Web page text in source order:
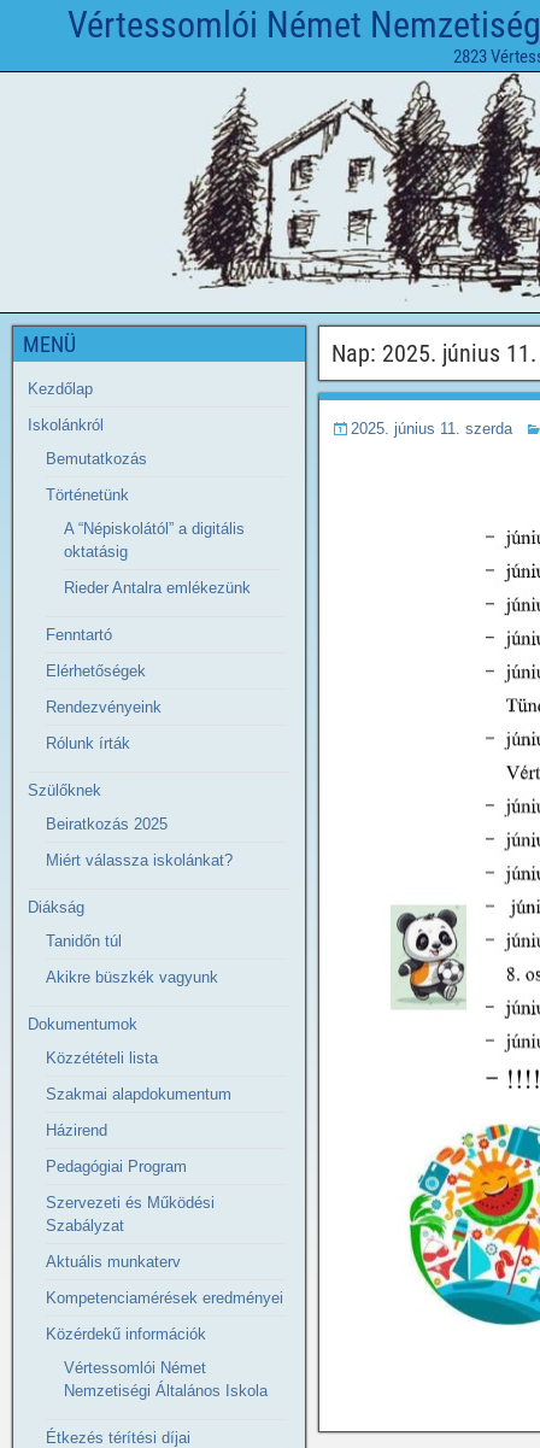
Vértessomlói Német
2823
Nap: 2025. június 11.
2025. június 11. szerda
MENÜ
Kezdőlap
Iskolánkról
Bemutatkozás
Történetünk
A “Népiskolától” a digitális
oktatásig
Rieder Antalra emlékezünk
Fenntartó
Elérhetőségek
Rendezvényeink
Rólunk írták
Szülőknek
Beiratkozás 2025
Miért válassza iskolánkat?
Diákság
Tanidőn túl
Akikre büszkék vagyunk
Dokumentumok
Közzétételi lista
Szakmai alapdokumentum
Házirend
Pedagógiai Program
Szervezeti és Működési
Szabályzat
Aktuális munkaterv
Kompetenciamérések eredményei
Közérdekű információk
Vértessomlói Német
Nemzetiségi Általános Iskola
Étkezés térítési díjai